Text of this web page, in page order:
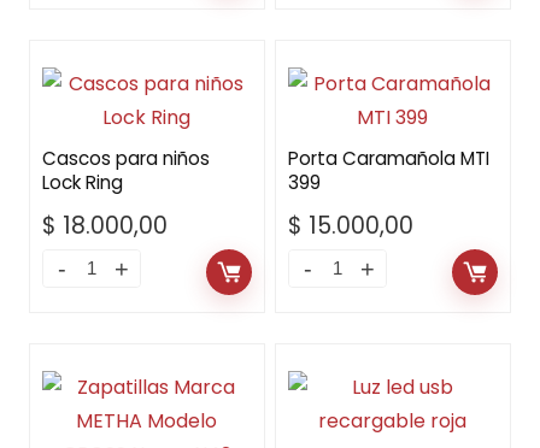
Cascos para niños
Lock Ring
$ 18.000,00
Porta Caramañola MTI
399
$ 15.000,00